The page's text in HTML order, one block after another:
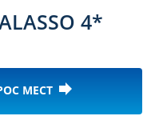
4*
МЕСТ forward